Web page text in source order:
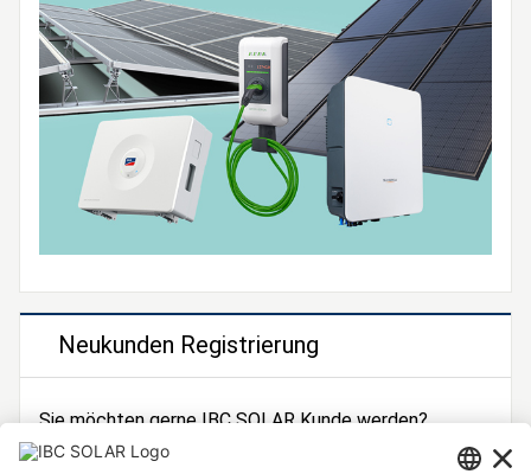
Neukunden Registrierung
Sie möchten gerne IBC SOLAR Kunde werden?
Dann registrieren Sie sich jetzt!